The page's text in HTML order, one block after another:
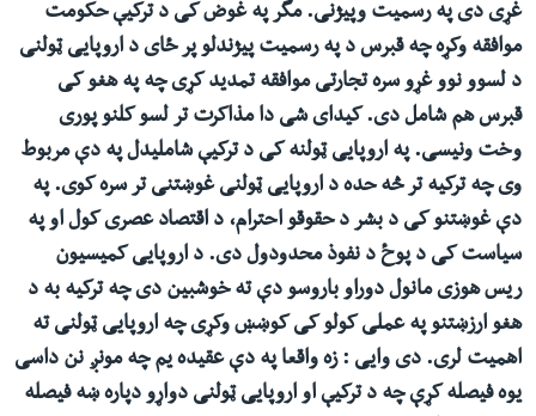
غړی دی په رسمیت وپیژنی. مگر په غوض کی د ترکیې حکومت
موافقه وکړه چه قبرس د په رسمیت پیژندلو پر ځای د اروپایی ټولنی
د لسوو نوو غړو سره تجارتی موافقه تمدید کړی چه په هغو کی
قبرس هم شامل دی. کیدای شی دا مذاکرت تر لسو کلنو پوری
وخت ونیسی. په اروپایی ټولنه کی د ترکیې شاملیدل په دې مربوط
وی چه ترکیه تر څه حده د اروپایی ټولنی غوښتنی تر سره کوی. په
دې غوښتنو کی د بشر د حقوقو احترام، د اقتصاد عصری کول او په
سیاست کی د پوځ د نفوذ محدودول دی. د اروپایی کمیسیون
ریس هوزی مانول دوراو باروسو دې ته خوشبین دی چه ترکیه به د
هغو ارزښتنو په عملی کولو کی کوښښ وکړی چه اروپایی ټولنی ته
اهمیت لری. دی وایی : زه واقعا په دې عقیده یم چه مونږ نن داسی
یوه فیصله کړې چه د ترکیې او اروپایی ټولنی دواړو دپاره ښه فیصله